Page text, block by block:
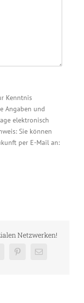
Kenntnis
Angaben und
elektronisch
Sie können
per E-Mail an:
Netzwerken!
Pinterest
E-